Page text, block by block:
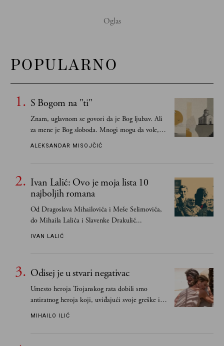
POPULARNO
S Bogom na "ti"
Znam, uglavnom se govori da je Bog ljubav. Ali
za mene je Bog sloboda. Mnogi mogu da vole, a
tek retki mogu da podnesu slobodu
ALEKSANDAR MISOJČIĆ
Ivan Lalić: Ovo je moja lista 10
najboljih romana
Od Dragoslava Mihailovića i Meše Selimovića,
do Mihaila Lalića i Slavenke Drakulić...
IVAN LALIĆ
Odisej je u stvari negativac
Umesto heroja Trojanskog rata dobili smo
antiratnog heroja koji, uviđajući svoje greške i
učeći na njima, shvata da postoje stvari koje su
MIHAILO ILIĆ